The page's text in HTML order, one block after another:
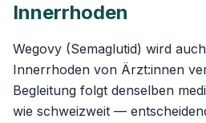
Innerrhoden
Wegovy (Semaglutid) wird
Innerrhoden von Ärzt:innen
Begleitung folgt denselben
wie schweizweit —